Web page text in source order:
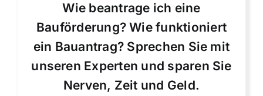
Wie beantrage ich eine
Bauförderung? Wie funktioniert
ein Bauantrag? Sprechen Sie mit
unseren Experten und sparen Sie
Nerven, Zeit und Geld.